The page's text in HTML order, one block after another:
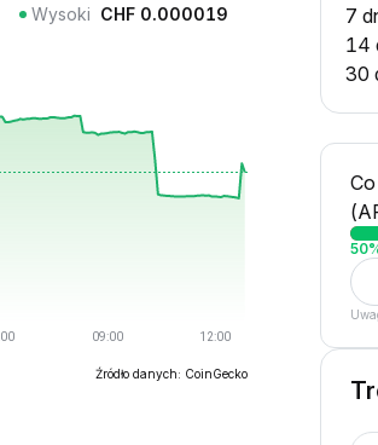
Wysoki CHF 0.000019
Źródło danych: CoinGecko
7
14
30
50